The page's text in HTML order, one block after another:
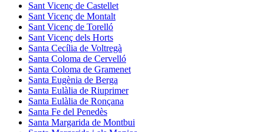
Sant Vicenç de Castellet
Sant Vicenç de Montalt
Sant Vicenç de Torelló
Sant Vicenç dels Horts
Santa Cecília de Voltregà
Santa Coloma de Cervelló
Santa Coloma de Gramenet
Santa Eugènia de Berga
Santa Eulàlia de Riuprimer
Santa Eulàlia de Ronçana
Santa Fe del Penedès
Santa Margarida de Montbui